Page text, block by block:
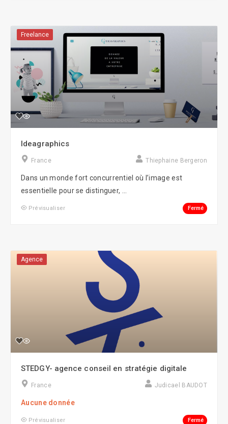
Freelance
Ideagraphics
France Thiephaine Bergeron
Dans un monde fort concurrentiel où l’image est
essentielle pour se distinguer, ...
Prévisualiser Fermé
Agence
STEDGY- agence conseil en stratégie digitale
France Judicael BAUDOT
Aucune donnée
Prévisualiser Fermé